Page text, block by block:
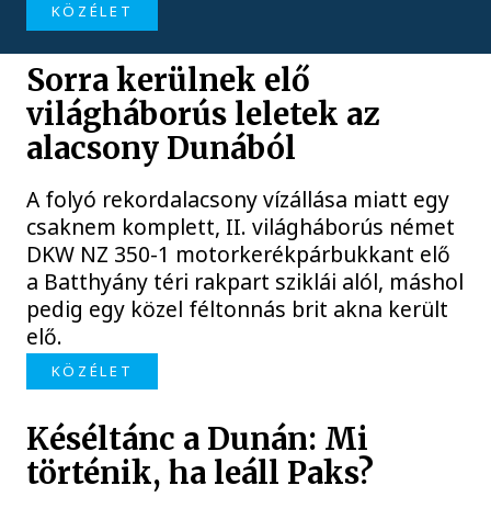
KÖZÉLET
Sorra kerülnek elő
világháborús leletek az
alacsony Dunából
A folyó rekordalacsony vízállása miatt egy
csaknem komplett, II. világháborús német
DKW NZ 350-1 motorkerékpárbukkant elő
a Batthyány téri rakpart sziklái alól, máshol
pedig egy közel féltonnás brit akna került
elő.
KÖZÉLET
Késéltánc a Dunán: Mi
történik, ha leáll Paks?